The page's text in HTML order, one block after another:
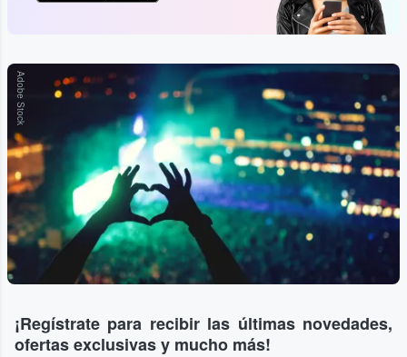
Adobe Stock
¡Regístrate para recibir las últimas novedades,
ofertas exclusivas y mucho más!